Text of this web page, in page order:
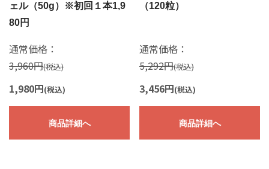
ェル（50g）※初回１本1,9
80円
通常価格：
3,960円(税込)
1,980円(税込)
商品詳細へ
（120粒）
通常価格：
5,292円(税込)
3,456円(税込)
商品詳細へ